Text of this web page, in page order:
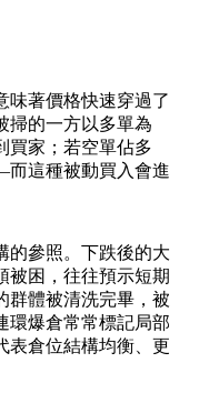
味著價格快速穿過了
掃的一方以多單為
買家；若空單佔多
這種被動買入會進
的參照。下跌後的大
被困，往往預示短期
群體被清洗完畢，被
環爆倉常常標記局部
表倉位結構均衡、更